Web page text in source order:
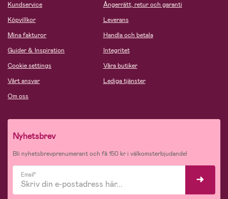
Kundservice
Köpvillkor
Mina fakturor
Guider & Inspiration
Cookie settings
Vårt ansvar
Om oss
Ångerrätt, retur och garanti
Leverans
Handla och betala
Integritet
Våra butiker
Lediga tjänster
Nyhetsbrev
Bli nyhetsbrevprenumerant och få 150 kr i välkomsterbjudande!
Email*